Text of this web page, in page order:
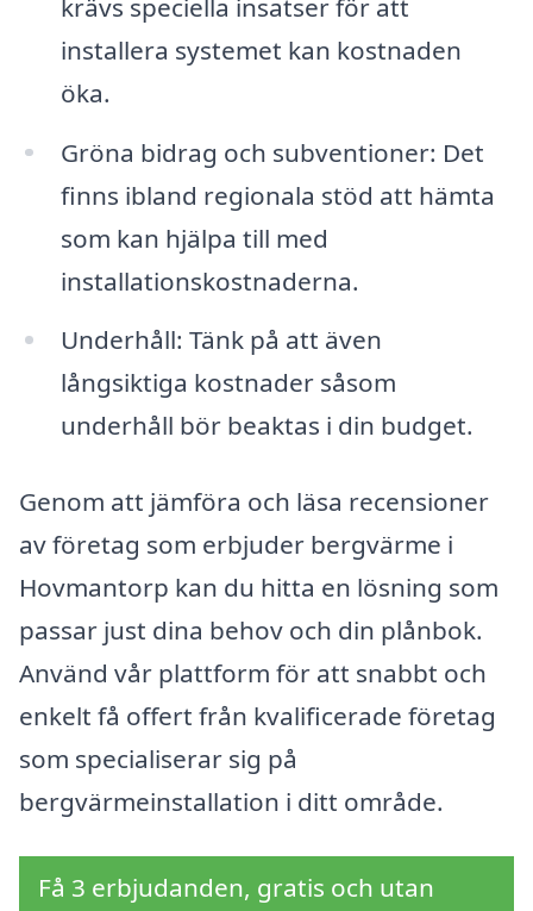
krävs speciella insatser för att
installera systemet kan kostnaden
öka.
Gröna bidrag och subventioner: Det
finns ibland regionala stöd att hämta
som kan hjälpa till med
installationskostnaderna.
Underhåll: Tänk på att även
långsiktiga kostnader såsom
underhåll bör beaktas i din budget.
Genom att jämföra och läsa recensioner
av företag som erbjuder bergvärme i
Hovmantorp kan du hitta en lösning som
passar just dina behov och din plånbok.
Använd vår plattform för att snabbt och
enkelt få offert från kvalificerade företag
som specialiserar sig på
bergvärmeinstallation i ditt område.
Få 3 erbjudanden, gratis och utan